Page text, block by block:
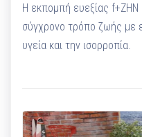
H εκπομπή ευεξίας f+ΖΗΝ
σύγχρονο τρόπο ζωής με
υγεία και την ισορροπία.